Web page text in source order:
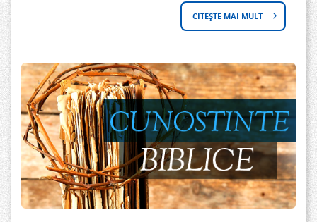
N
N
E
P
L
CITEȘTE MAI MULT
S
P
R
F
E